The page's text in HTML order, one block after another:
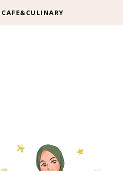
CAFE&CULINARY